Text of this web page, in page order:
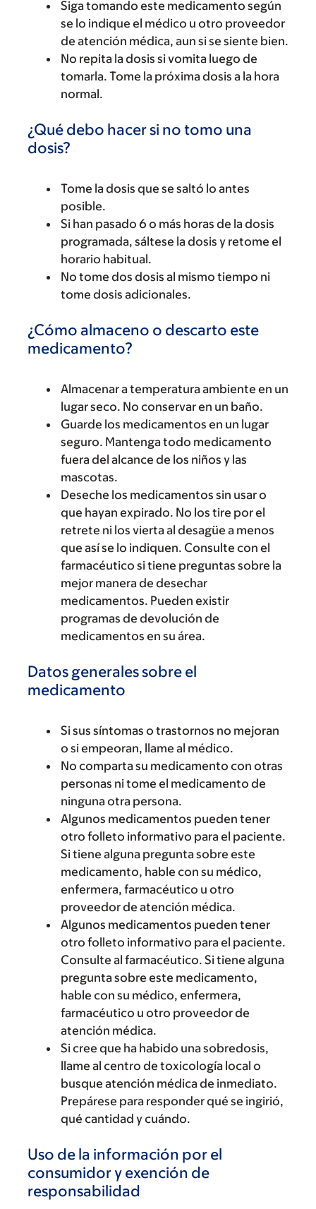
Siga tomando este medicamento según
se lo indique el médico u otro proveedor
de atención médica, aun si se siente bien.
No repita la dosis si vomita luego de
tomarla. Tome la próxima dosis a la hora
normal.
¿Qué debo hacer si no tomo una
dosis?
Tome la dosis que se saltó lo antes
posible.
Si han pasado 6 o más horas de la dosis
programada, sáltese la dosis y retome el
horario habitual.
No tome dos dosis al mismo tiempo ni
tome dosis adicionales.
¿Cómo almaceno o descarto este
medicamento?
Almacenar a temperatura ambiente en un
lugar seco. No conservar en un baño.
Guarde los medicamentos en un lugar
seguro. Mantenga todo medicamento
fuera del alcance de los niños y las
mascotas.
Deseche los medicamentos sin usar o
que hayan expirado. No los tire por el
retrete ni los vierta al desagüe a menos
que así se lo indiquen. Consulte con el
farmacéutico si tiene preguntas sobre la
mejor manera de desechar
medicamentos. Pueden existir
programas de devolución de
medicamentos en su área.
Datos generales sobre el
medicamento
Si sus síntomas o trastornos no mejoran
o si empeoran, llame al médico.
No comparta su medicamento con otras
personas ni tome el medicamento de
ninguna otra persona.
Algunos medicamentos pueden tener
otro folleto informativo para el paciente.
Si tiene alguna pregunta sobre este
medicamento, hable con su médico,
enfermera, farmacéutico u otro
proveedor de atención médica.
Algunos medicamentos pueden tener
otro folleto informativo para el paciente.
Consulte al farmacéutico. Si tiene alguna
pregunta sobre este medicamento,
hable con su médico, enfermera,
farmacéutico u otro proveedor de
atención médica.
Si cree que ha habido una sobredosis,
llame al centro de toxicología local o
busque atención médica de inmediato.
Prepárese para responder qué se ingirió,
qué cantidad y cuándo.
Uso de la información por el
consumidor y exención de
responsabilidad